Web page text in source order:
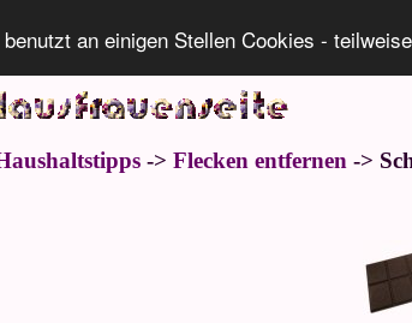
an einigen Stellen Cookies -
-> Flecken entfernen ->